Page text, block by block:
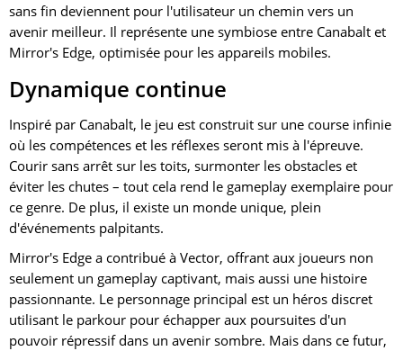
sans fin deviennent pour l'utilisateur un chemin vers un
avenir meilleur. Il représente une symbiose entre Canabalt et
Mirror's Edge, optimisée pour les appareils mobiles.
Dynamique continue
Inspiré par Canabalt, le jeu est construit sur une course infinie
où les compétences et les réflexes seront mis à l'épreuve.
Courir sans arrêt sur les toits, surmonter les obstacles et
éviter les chutes – tout cela rend le gameplay exemplaire pour
ce genre. De plus, il existe un monde unique, plein
d'événements palpitants.
Mirror's Edge a contribué à Vector, offrant aux joueurs non
seulement un gameplay captivant, mais aussi une histoire
passionnante. Le personnage principal est un héros discret
utilisant le parkour pour échapper aux poursuites d'un
pouvoir répressif dans un avenir sombre. Mais dans ce futur,